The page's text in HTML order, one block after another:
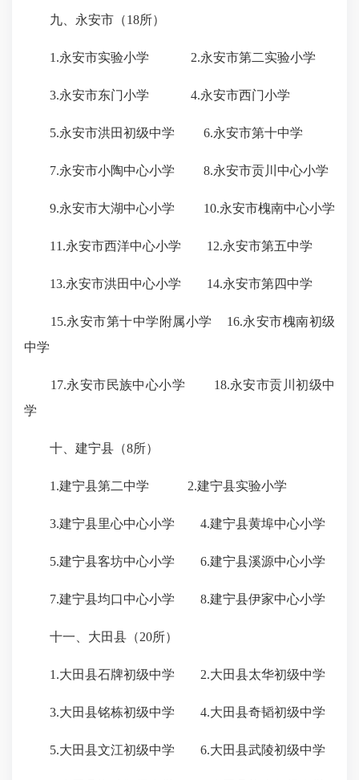
九、永安市（18所）
1.永安市实验小学 2.永安市第二实验小学
3.永安市东门小学 4.永安市西门小学
5.永安市洪田初级中学 6.永安市第十中学
7.永安市小陶中心小学 8.永安市贡川中心小学
9.永安市大湖中心小学 10.永安市槐南中心小学
11.永安市西洋中心小学 12.永安市第五中学
13.永安市洪田中心小学 14.永安市第四中学
15.永安市第十中学附属小学 16.永安市槐南初级
中学
17.永安市民族中心小学 18.永安市贡川初级中
学
十、建宁县（8所）
1.建宁县第二中学 2.建宁县实验小学
3.建宁县里心中心小学 4.建宁县黄埠中心小学
5.建宁县客坊中心小学 6.建宁县溪源中心小学
7.建宁县均口中心小学 8.建宁县伊家中心小学
十一、大田县（20所）
1.大田县石牌初级中学 2.大田县太华初级中学
3.大田县铭栋初级中学 4.大田县奇韬初级中学
5.大田县文江初级中学 6.大田县武陵初级中学